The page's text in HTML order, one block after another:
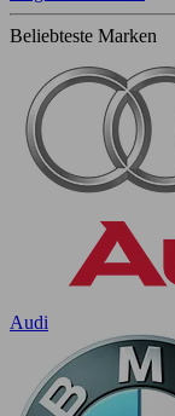
Beliebteste Marken
Audi